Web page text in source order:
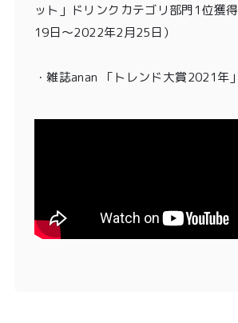
ット」ドリンクカテゴリ部門1位獲得
19日〜2022年2月25日）
・雑誌anan 「トレンド大賞2021年」